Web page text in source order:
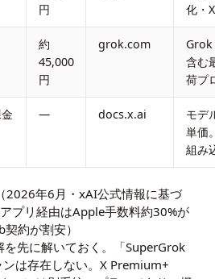
円
化・
約
45,000
円
grok.com
Grok
含む
荷プ
— docs.x.ai
モデ
単価
組み
2026年6月・xAI公式情報に基づ
プリ経由はApple手数料約30%が
約が割安）
先に解いておく。「SuperGrok
は存在しない。X Premium+